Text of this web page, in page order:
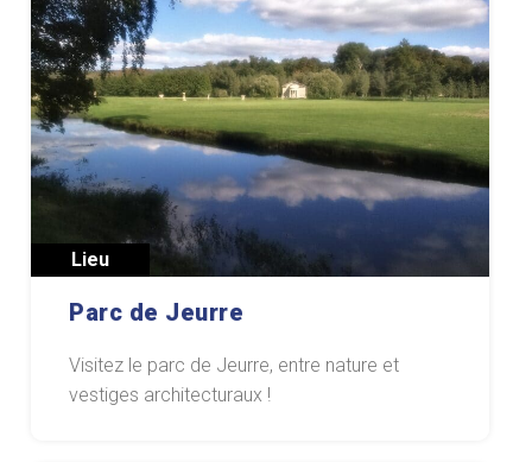
Lieu
Parc de Jeurre
Visitez le parc de Jeurre, entre nature et
vestiges architecturaux !